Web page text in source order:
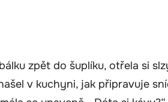
zpět do šuplíku, otřela si
v kuchyni, jak připravuje